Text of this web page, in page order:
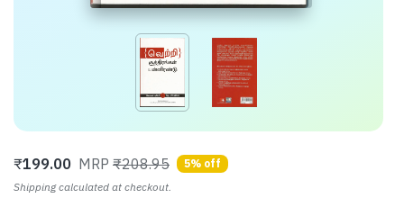
₹199.00 MRP ₹208.95
5% off
Shipping calculated at checkout.